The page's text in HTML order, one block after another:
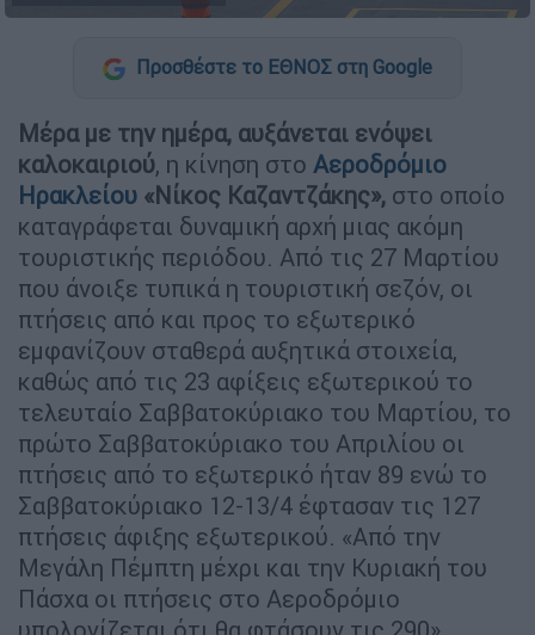
Προσθέστε το ΕΘΝΟΣ στη Google
Μέρα με την ημέρα, αυξάνεται ενόψει
καλοκαιριού, η κίνηση στο Αεροδρόμιο
Ηρακλείου «Νίκος Καζαντζάκης», στο οποίο
καταγράφεται δυναμική αρχή μιας ακόμη
τουριστικής περιόδου. Από τις 27 Μαρτίου
που άνοιξε τυπικά η τουριστική σεζόν, οι
πτήσεις από και προς το εξωτερικό
εμφανίζουν σταθερά αυξητικά στοιχεία,
καθώς από τις 23 αφίξεις εξωτερικού το
τελευταίο Σαββατοκύριακο του Μαρτίου, το
πρώτο Σαββατοκύριακο του Απριλίου οι
πτήσεις από το εξωτερικό ήταν 89 ενώ το
Σαββατοκύριακο 12-13/4 έφτασαν τις 127
πτήσεις άφιξης εξωτερικού. «Από την
Μεγάλη Πέμπτη μέχρι και την Κυριακή του
Πάσχα οι πτήσεις στο Αεροδρόμιο